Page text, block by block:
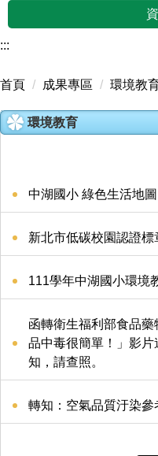
行政單位
家長會
榮耀e中湖
招生與轉學
親師生專區
成果專區
中湖影音
活動相簿
:::
首頁 成果專區 環境教
環境教育
中湖國小 綠色生活地
新北市低碳校園認證標
111學年中湖國小環境
函轉衛生福利部食品
品中毒很簡單！」影
知，請查照。
轉知：空氣品質汙染參